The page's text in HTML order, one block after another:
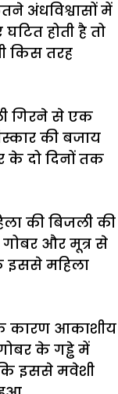
अंधविश्वासों में
होती है तो
किस तरह
गिरने से एक
की बजाय
के दो दिनों तक
की बिजली की
और मूत्र से
इससे महिला
कारण आकाशीय
के गड्ढे में
इससे मवेशी